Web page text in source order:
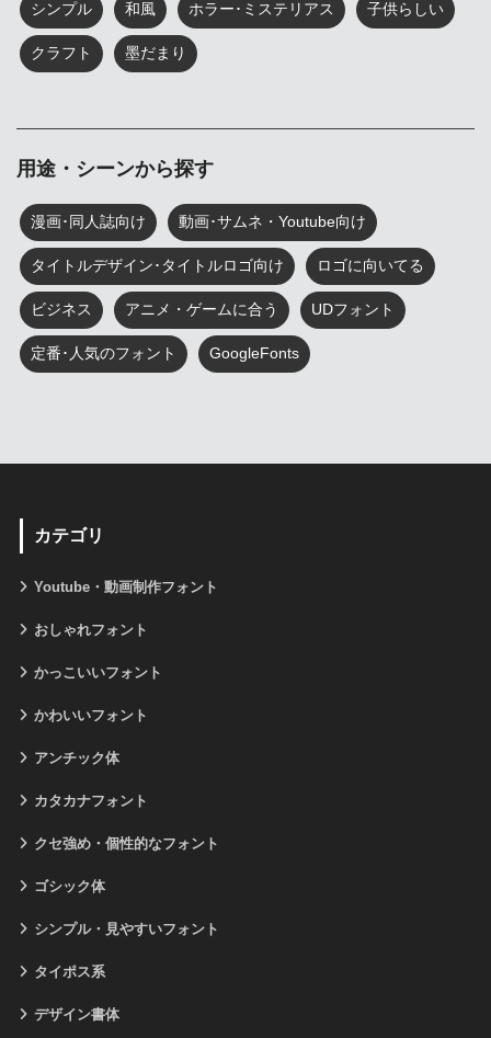
シンプル 和風 ホラー･ミステリアス 子供らしい
クラフト 墨だまり
用途・シーンから探す
漫画･同人誌向け 動画･サムネ・Youtube向け
タイトルデザイン･タイトルロゴ向け ロゴに向いてる
ビジネス アニメ・ゲームに合う UDフォント
定番･人気のフォント GoogleFonts
カテゴリ
Youtube・動画制作フォント
おしゃれフォント
かっこいいフォント
かわいいフォント
アンチック体
カタカナフォント
クセ強め・個性的なフォント
ゴシック体
シンプル・見やすいフォント
タイポス系
デザイン書体